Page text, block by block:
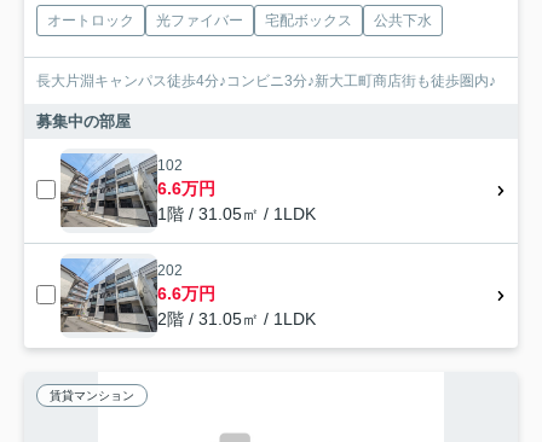
オートロック 光ファイバー 宅配ボックス 公共下水
長大片淵キャンパス徒歩4分♪コンビニ3分♪新大工町商店街も徒歩圏内♪
募集中の部屋
102
6.6万円
1階 / 31.05㎡ / 1LDK
202
6.6万円
2階 / 31.05㎡ / 1LDK
賃貸マンション